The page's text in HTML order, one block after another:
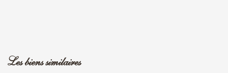
Les biens similaires